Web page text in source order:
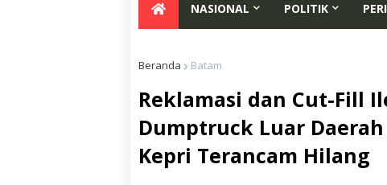
NASIONAL POLITIK
Beranda Batam
Reklamasi dan Cut-Fill
Dumptruck Luar
Kepri Terancam Hilang